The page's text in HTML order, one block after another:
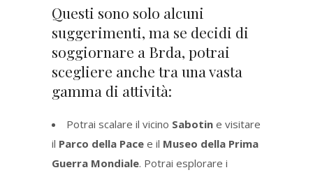
Questi sono solo alcuni
suggerimenti, ma se decidi di
soggiornare a Brda, potrai
scegliere anche tra una vasta
gamma di attività:
Potrai scalare il vicino Sabotin e visitare
il Parco della Pace e il Museo della Prima
Guerra Mondiale. Potrai esplorare i